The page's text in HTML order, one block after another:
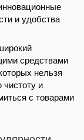
и удобства
средствами
нельзя
и
с товарами